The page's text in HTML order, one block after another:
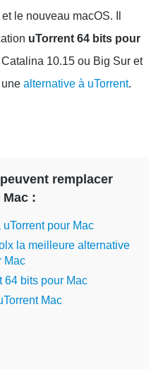
le nouveau macOS. Il
uTorrent 64 bits pour
10.15 ou Big Sur et
alternative à uTorrent.
remplacer
:
pour Mac
la meilleure alternative
Mac
64 bits pour Mac
Mac